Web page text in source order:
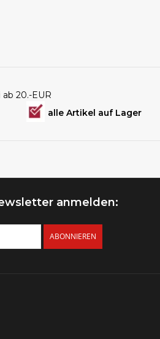
ab 20.-EUR
alle Artikel auf Lager
anmelden:
ABONNIEREN